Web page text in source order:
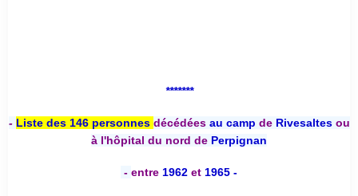
*******
- Liste des 146 personnes décédées au camp deRivesaltesou
à l'hôpital du nord de Perpignan
- entre 1962 et 1965 -